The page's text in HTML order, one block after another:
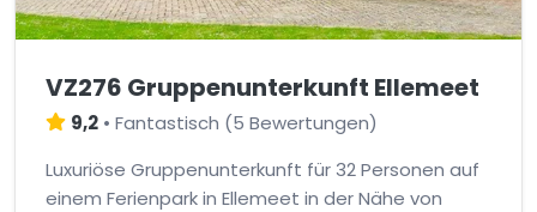
VZ276 Gruppenunterkunft Ellemeet
9,2 • Fantastisch (5 Bewertungen)
Luxuriöse Gruppenunterkunft für 32 Personen auf
einem Ferienpark in Ellemeet in der Nähe von